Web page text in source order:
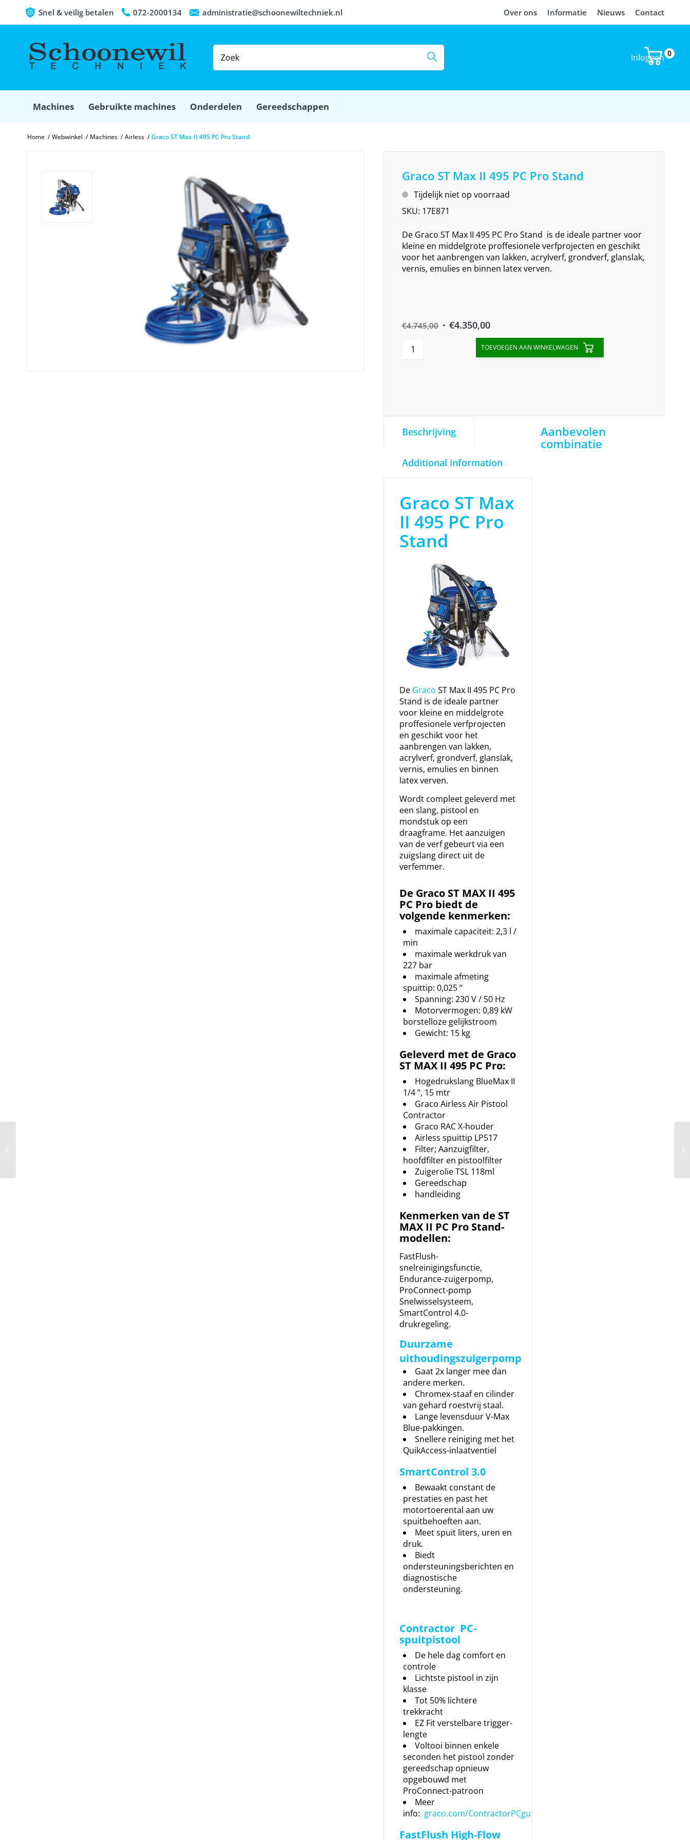
Over ons Informatie Nieuws Contact
Snel & veilig betalen 072-2000134 administratie@schoonewiltechniek.nl
0
Inloggen
Machines Gebruikte machines Onderdelen Gereedschappen
Home / Webwinkel / Machines / Airless / Graco ST Max II 495 PC Pro Stand
Graco ST Max II 495 PC Pro Stand
Tijdelijk niet op voorraad
SKU: 17E871
De Graco ST Max II 495 PC Pro Stand is de ideale partner voor
kleine en middelgrote proffesionele verfprojecten en geschikt
voor het aanbrengen van lakken, acrylverf, grondverf, glanslak,
vernis, emulies en binnen latex verven.
€4.745,00 Original
€4.350,00Current
price
is:
TOEVOEGEN AAN WINKELWAGEN
Beschrijving
Additional information
Graco ST Max
II 495 PC Pro
Stand
De Graco ST Max II 495 PC Pro
Stand is de ideale partner
voor kleine en middelgrote
proffesionele verfprojecten
en geschikt voor het
aanbrengen van lakken,
acrylverf, grondverf, glanslak,
vernis, emulies en binnen
latex verven.
Wordt compleet geleverd met
een slang, pistool en
mondstuk op een
draagframe. Het aanzuigen
van de verf gebeurt via een
zuigslang direct uit de
verfemmer.
De Graco ST MAX II 495
PC Pro biedt de
volgende kenmerken:
maximale capaciteit: 2,3 l /
min
maximale werkdruk van
227 bar
maximale afmeting
spuittip: 0,025 “
Spanning: 230 V / 50 Hz
Motorvermogen: 0,89 kW
borstelloze gelijkstroom
Gewicht: 15 kg
Geleverd met de Graco
ST MAX II 495 PC Pro:
Hogedrukslang BlueMax II
1/4 “, 15 mtr
Graco Airless Air Pistool
Contractor
Graco RAC X-houder
Airless spuittip LP517
Filter; Aanzuigfilter,
hoofdfilter en pistoolfilter
Zuigerolie TSL 118ml
Gereedschap
handleiding
Kenmerken van de ST
MAX II PC Pro Stand-
modellen:
FastFlush-
snelreinigingsfunctie,
Endurance-zuigerpomp,
ProConnect-pomp
Snelwisselsysteem,
SmartControl 4.0-
drukregeling.
Duurzame
uithoudingszuigerpomp
Gaat 2x langer mee dan
andere merken.
Chromex-staaf en cilinder
van gehard roestvrij staal.
Lange levensduur V-Max
Blue-pakkingen.
Snellere reiniging met het
QuikAccess-inlaatventiel
SmartControl 3.0
Bewaakt constant de
prestaties en past het
motortoerental aan uw
spuitbehoeften aan.
Meet spuit liters, uren en
druk.
Biedt
ondersteuningsberichten en
diagnostische
ondersteuning.
Contractor PC-
spuitpistool
De hele dag comfort en
controle
Lichtste pistool in zijn
klasse
Tot 50% lichtere
trekkracht
EZ Fit verstelbare trigger-
lengte
Voltooi binnen enkele
seconden het pistool zonder
gereedschap opnieuw
opgebouwd met
ProConnect-patroon
Meer
info: graco.com/ContractorPCgu
FastFlush High-Flow
Aanbevolen
combinatie